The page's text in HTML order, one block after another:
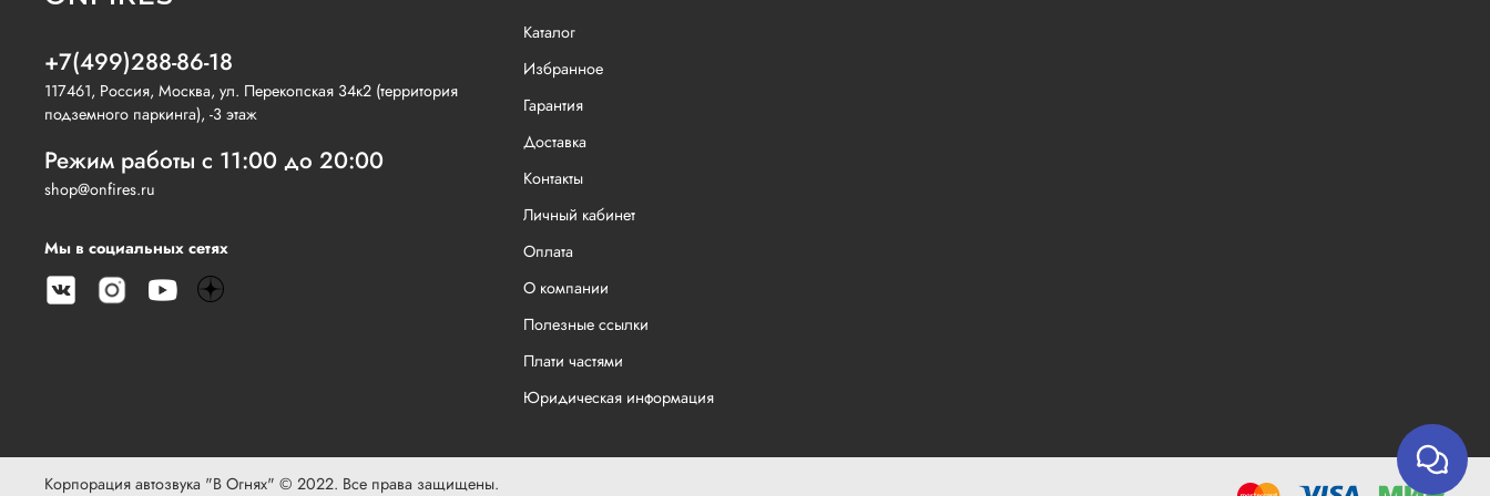
Каталог
Избранное
Гарантия
Доставка
Контакты
Личный кабинет
Оплата
О компании
Полезные ссылки
Плати частями
Юридическая информация
+7(499)288-86-18
117461, Россия, Москва, ул. Перекопская 34к2 (территория
подземного паркинга), -3 этаж
Режим работы с 11:00 до 20:00
shop@onfires.ru
Мы в социальных сетях
Корпорация автозвука "В Огнях" © 2022. Все права защищены.